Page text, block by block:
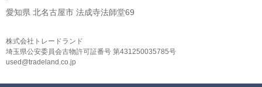
愛知県 北名古屋市 法成寺法師堂69
株式会社トレードランド
埼玉県公安委員会古物許可証番号 第431250035785号
used@tradeland.co.jp